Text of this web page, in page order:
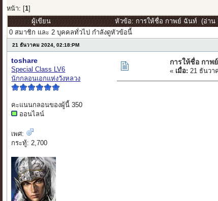
หน้า: [1
ผู้เขียน
หัวข้อ: การให้ชื่อ กาพย์ ฉันท์ (อ่าน
0 สมาชิก และ 2 บุคคลทั่วไป กำลังดูหัวข้อนี้
21 ธันวาคม 2024, 02:18:PM
toshare
Special Class LV6
นักกลอนเอกแห่งวังหลวง
คะแนนกลอนของผู้นี้ 350
ออนไลน์
เพศ:
กระทู้: 2,700
การให้ชื่อ กาพ
« เมื่อ: 21 ธันวา